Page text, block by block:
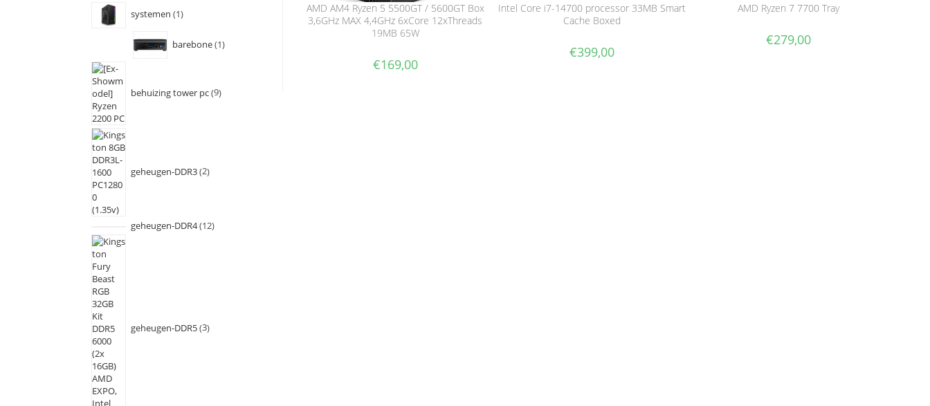
AMD AM4 Ryzen 5 5500GT / 5600GT Box
3,6GHz MAX 4,4GHz 6xCore 12xThreads
19MB 65W
€169,00
Intel Core i7-14700 processor 33MB Smart
Cache Boxed
€399,00
AMD Ryzen 7 7700 Tray
€279,00
systemen 1
barebone 1
behuizing tower pc 9
geheugen-DDR3 2
geheugen-DDR4 12
geheugen-DDR5 3